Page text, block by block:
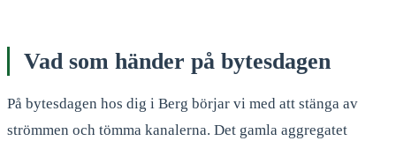
Vad som händer på bytesdagen
På bytesdagen hos dig i Berg börjar vi med att stänga av
strömmen och tömma kanalerna. Det gamla aggregatet